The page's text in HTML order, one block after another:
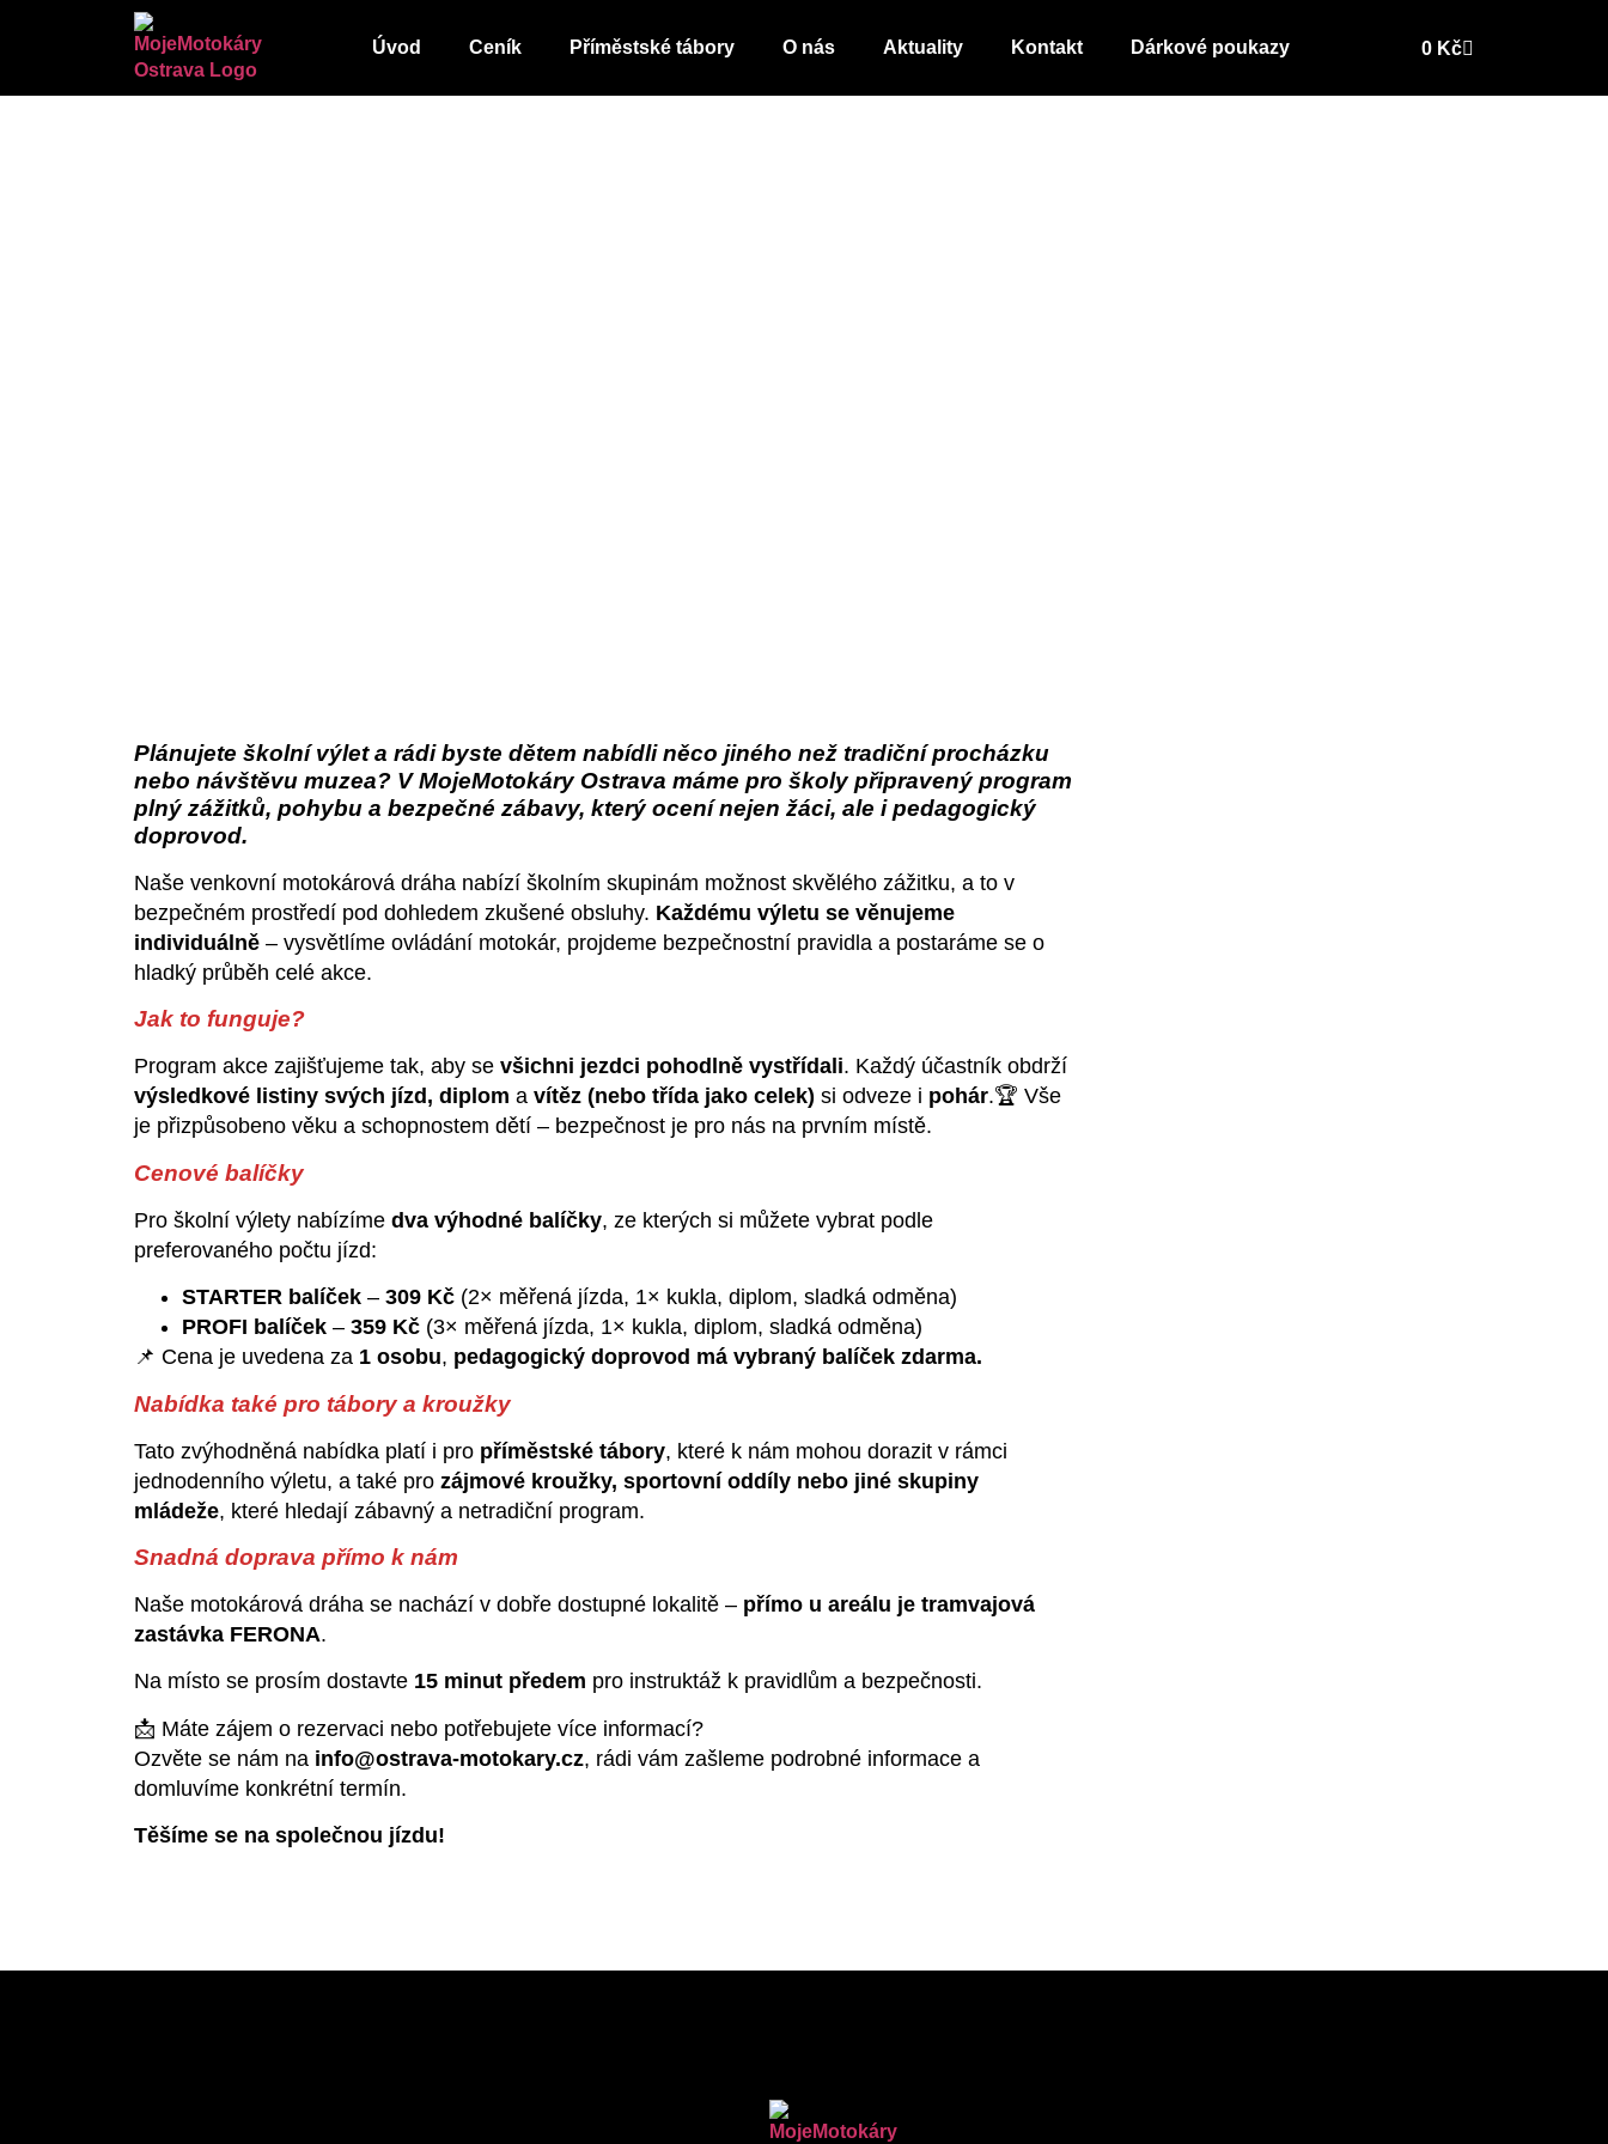
Úvod Ceník Příměstské tábory O nás Aktuality Kontakt Dárkové poukazy 0 Kč
Plánujete školní výlet a rádi byste dětem nabídli něco jiného než tradiční procházku
nebo návštěvu muzea? V MojeMotokáry Ostrava máme pro školy připravený program
plný zážitků, pohybu a bezpečné zábavy, který ocení nejen žáci, ale i pedagogický
doprovod.
Naše venkovní motokárová dráha nabízí školním skupinám možnost skvělého zážitku, a to v
bezpečném prostředí pod dohledem zkušené obsluhy. Každému výletu se věnujeme
individuálně – vysvětlíme ovládání motokár, projdeme bezpečnostní pravidla a postaráme se o
hladký průběh celé akce.
Jak to funguje?
Program akce zajišťujeme tak, aby se všichni jezdci pohodlně vystřídali. Každý účastník obdrží
výsledkové listiny svých jízd, diplom a vítěz (nebo třída jako celek) si odveze i pohár.🏆 Vše
je přizpůsobeno věku a schopnostem dětí – bezpečnost je pro nás na prvním místě.
Cenové balíčky
Pro školní výlety nabízíme dva výhodné balíčky, ze kterých si můžete vybrat podle
preferovaného počtu jízd:
STARTER balíček – 309 Kč (2× měřená jízda, 1× kukla, diplom, sladká odměna)
PROFI balíček – 359 Kč (3× měřená jízda, 1× kukla, diplom, sladká odměna)
📌 Cena je uvedena za 1 osobu, pedagogický doprovod má vybraný balíček zdarma.
Nabídka také pro tábory a kroužky
Tato zvýhodněná nabídka platí i pro příměstské tábory, které k nám mohou dorazit v rámci
jednodenního výletu, a také pro zájmové kroužky, sportovní oddíly nebo jiné skupiny
mládeže, které hledají zábavný a netradiční program.
Snadná doprava přímo k nám
Naše motokárová dráha se nachází v dobře dostupné lokalitě – přímo u areálu je tramvajová
zastávka FERONA.
Na místo se prosím dostavte 15 minut předem pro instruktáž k pravidlům a bezpečnosti.
📩 Máte zájem o rezervaci nebo potřebujete více informací?
Ozvěte se nám na info@ostrava-motokary.cz, rádi vám zašleme podrobné informace a
domluvíme konkrétní termín.
Těšíme se na společnou jízdu!